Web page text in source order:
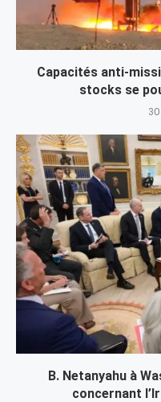
Capacités anti-
stocks se
B. Netanyahu à
concernant